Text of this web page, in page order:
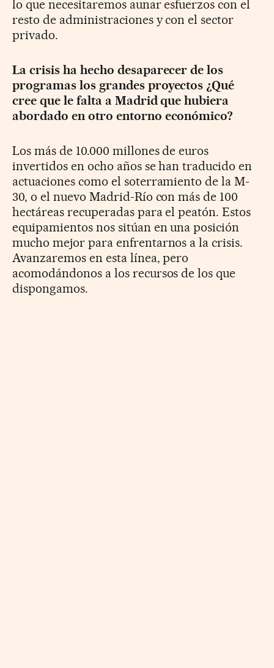
lo que necesitaremos aunar esfuerzos con el
resto de administraciones y con el sector
privado.
La crisis ha hecho desaparecer de los
programas los grandes proyectos ¿Qué
cree que le falta a Madrid que hubiera
abordado en otro entorno económico?
Los más de 10.000 millones de euros
invertidos en ocho años se han traducido en
actuaciones como el soterramiento de la M-
30, o el nuevo Madrid-Río con más de 100
hectáreas recuperadas para el peatón. Estos
equipamientos nos sitúan en una posición
mucho mejor para enfrentarnos a la crisis.
Avanzaremos en esta línea, pero
acomodándonos a los recursos de los que
dispongamos.